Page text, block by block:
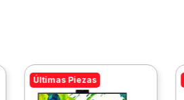
Últimas Piezas